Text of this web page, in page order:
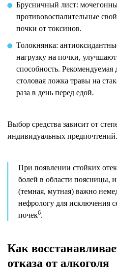
Брусничный лист:
противовоспалительные
почки от токсинов.
Толокнянка:
нагрузку на почки,
способность. Рекомендуемая
столовая ложка травы на
раза в день перед едой.
Выбор средства зависит от
индивидуальных предпочтений.
При появлении стойких
болей в области поясницы,
(темная, мутная) важно
нефрологу для исключения
почек6.
Как
отказа от алкоголя